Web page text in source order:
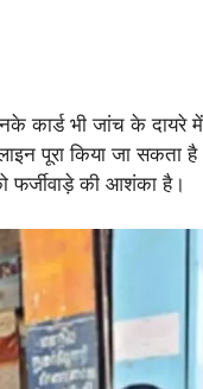
कार्ड भी जांच के दायरे
पूरा किया जा सकता
फर्जीवाड़े की आशंका है।